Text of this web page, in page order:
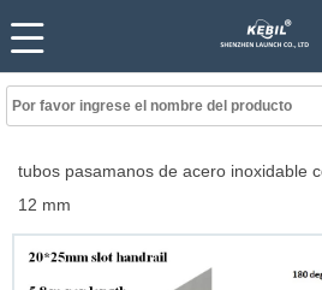
tubos pasamanos de acero inoxidable
12 mm